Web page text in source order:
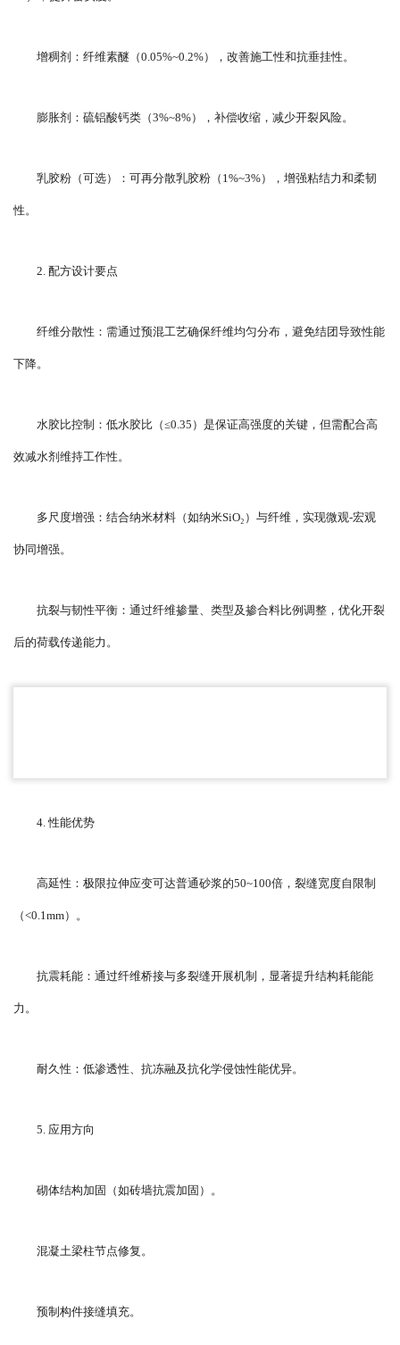
增稠剂：纤维素醚（0.05%~0.2%），改善施工性和抗垂挂性。
膨胀剂：硫铝酸钙类（3%~8%），补偿收缩，减少开裂风险。
乳胶粉（可选）：可再分散乳胶粉（1%~3%），增强粘结力和柔韧
性。
2. 配方设计要点
纤维分散性：需通过预混工艺确保纤维均匀分布，避免结团导致性能
下降。
水胶比控制：低水胶比（≤0.35）是保证高强度的关键，但需配合高
效减水剂维持工作性。
多尺度增强：结合纳米材料（如纳米SiO₂）与纤维，实现微观-宏观
协同增强。
抗裂与韧性平衡：通过纤维掺量、类型及掺合料比例调整，优化开裂
后的荷载传递能力。
4. 性能优势
高延性：极限拉伸应变可达普通砂浆的50~100倍，裂缝宽度自限制
（<0.1mm）。
抗震耗能：通过纤维桥接与多裂缝开展机制，显著提升结构耗能能
力。
耐久性：低渗透性、抗冻融及抗化学侵蚀性能优异。
5. 应用方向
砌体结构加固（如砖墙抗震加固）。
混凝土梁柱节点修复。
预制构件接缝填充。